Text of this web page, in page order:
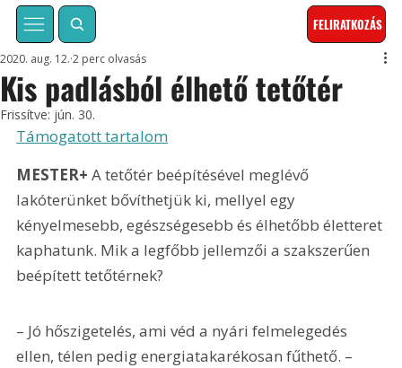
FELIRATKOZÁS
Kis padlásból élhető tetőtér
2020. aug. 12. 2 perc olvasás
Frissítve: jún. 30.
Támogatott tartalom
MESTER+ A tetőtér beépítésével meglévő
lakóterünket bővíthetjük ki, mellyel egy
kényelmesebb, egészségesebb és élhetőbb életteret
kaphatunk. Mik a legfőbb jellemzői a szakszerűen
beépített tetőtérnek?
– Jó hőszigetelés, ami véd a nyári felmelegedés
ellen, télen pedig energiatakarékosan fűthető. –